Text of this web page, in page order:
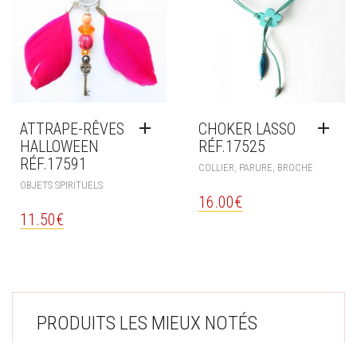
ATTRAPE-RÊVES
HALLOWEEN
RÉF.17591
OBJETS SPIRITUELS
11.50€
CHOKER LASSO
RÉF.17525
COLLIER, PARURE, BROCHE
16.00€
PRODUITS LES MIEUX NOTÉS